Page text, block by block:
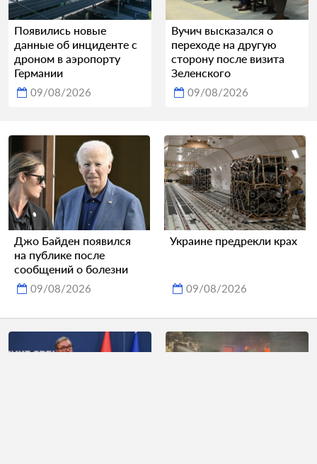
Появились новые
данные об инциденте с
дроном в аэропорту
Германии
09/08/2026
Вучич высказался о
переходе на другую
сторону после визита
Зеленского
09/08/2026
Джо Байден появился
на публике после
сообщений о болезни
09/08/2026
Украине предрекли крах
09/08/2026